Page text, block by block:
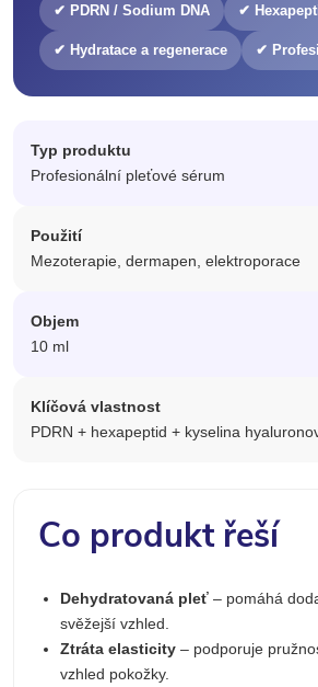
✔ PDRN / Sodium DNA ✔
✔ Hydratace a regenerace ✔
Typ produktu
Profesionální pleťové sérum
Použití
Mezoterapie, dermapen, elektroporace
Objem
10 ml
Klíčová vlastnost
PDRN + hexapeptid + kyselina
Co produkt řeší
Dehydratovaná pleť – pomáhá
svěžejší vzhled.
Ztráta elasticity – podporuje
vzhled pokožky.